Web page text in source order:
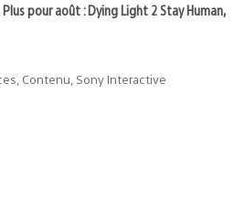
pour août : Dying Light 2 Stay Human,
Contenu, Sony Interactive